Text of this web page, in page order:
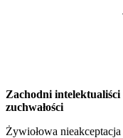
Zachodni
zuchwałości
Żywiołowa